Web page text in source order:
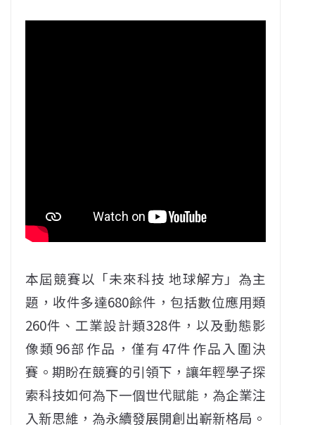
本屆競賽以「未來科技 地球解方」為主
題，收件多達680餘件，包括數位應用類
260件、工業設計類328件，以及動態影
像類96部作品，僅有47件作品入圍決
賽。期盼在競賽的引領下，讓年輕學子探
索科技如何為下一個世代賦能，為企業注
入新思維，為永續發展開創出嶄新格局。